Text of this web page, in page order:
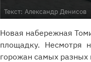
Текст: Александр Денисов
Новая набережная
площадку. Несмотря
горожан самых разных